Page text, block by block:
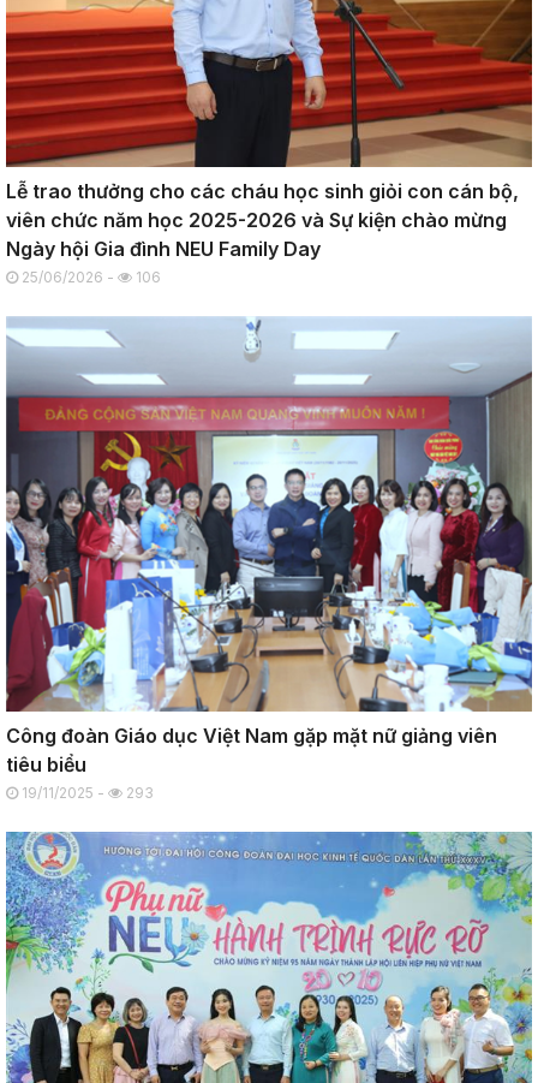
Lễ trao thưởng cho các cháu học sinh giỏi con cán bộ,
viên chức năm học 2025-2026 và Sự kiện chào mừng
Ngày hội Gia đình NEU Family Day
25/06/2026 - 106
Công đoàn Giáo dục Việt Nam gặp mặt nữ giảng viên
tiêu biểu
19/11/2025 - 293